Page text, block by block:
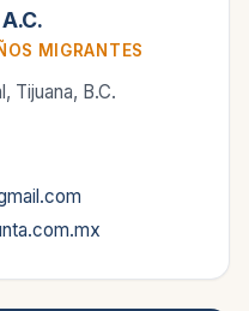
MIGRANTES
Tijuana, B.C.